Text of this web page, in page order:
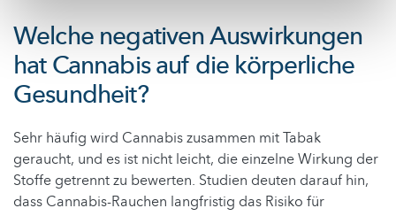
Welche negativen Auswirkungen
hat Cannabis auf die körperliche
Gesundheit?
Sehr häufig wird Cannabis zusammen mit Tabak
geraucht, und es ist nicht leicht, die einzelne Wirkung der
Stoffe getrennt zu bewerten. Studien deuten darauf hin,
dass Cannabis-Rauchen langfristig das Risiko für